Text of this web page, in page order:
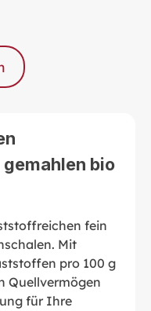
bio
fein
Mit
pro 100 g
Quellvermögen
für Ihre